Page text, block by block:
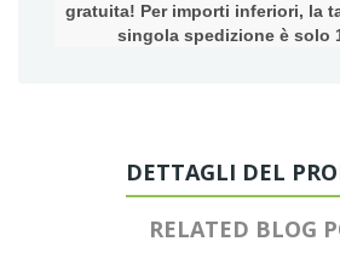
gratuita! Per importi inferiori, la
singola spedizione è solo
DETTAGLI DEL
RELATED BLOG